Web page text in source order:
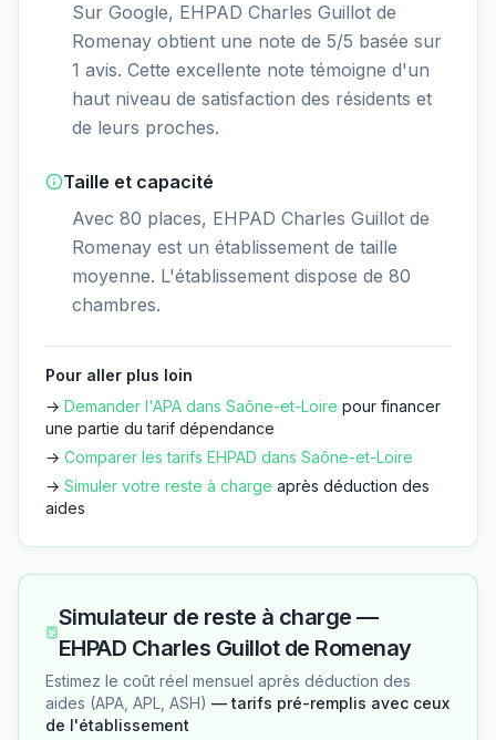
Sur Google, EHPAD Charles Guillot de
Romenay obtient une note de 5/5 basée sur
1 avis. Cette excellente note témoigne d'un
haut niveau de satisfaction des résidents et
de leurs proches.
Taille et capacité
Avec 80 places, EHPAD Charles Guillot de
Romenay est un établissement de taille
moyenne. L'établissement dispose de 80
chambres.
Pour aller plus loin
→ Demander l'APA dans Saône-et-Loire pour financer
une partie du tarif dépendance
→ Comparer les tarifs EHPAD dans Saône-et-Loire
→ Simuler votre reste à charge après déduction des
aides
Simulateur de reste à charge —
EHPAD Charles Guillot de Romenay
Estimez le coût réel mensuel après déduction des
aides (APA, APL, ASH) — tarifs pré-remplis avec ceux
de l'établissement